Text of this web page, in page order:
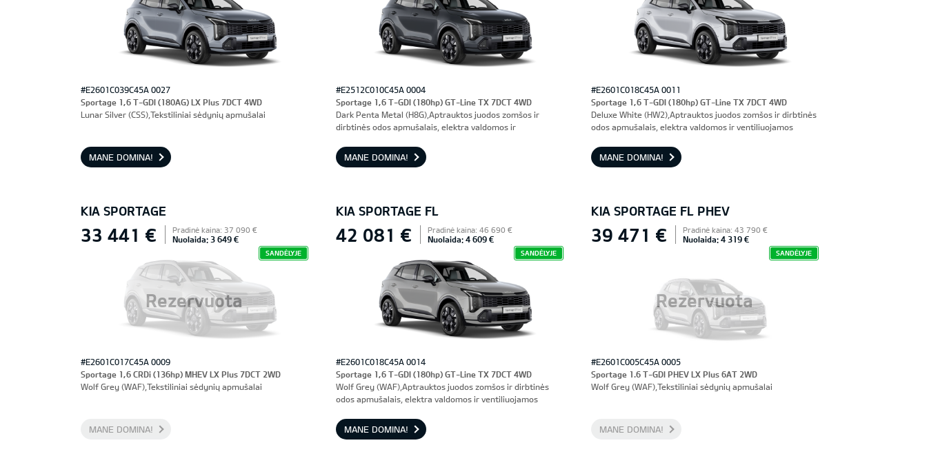
#E2601C039C45A 0027
Sportage 1,6 T-GDI (180AG) LX Plus 7DCT 4WD
Lunar Silver (CSS),Tekstiliniai sėdynių apmušalai
MANE DOMINA!
#E2512C010C45A 0004
Sportage 1,6 T-GDI (180hp) GT-Line TX 7DCT 4WD
Dark Penta Metal (H8G),Aptrauktos juodos zomšos ir
dirbtinės odos apmušalais, elektra valdomos ir
atmintimi
MANE DOMINA!
#E2601C018C45A 0011
Sportage 1,6 T-GDI (180hp) GT-Line TX 7DCT 4WD
Deluxe White (HW2),Aptrauktos juodos zomšos ir dirbtinės
odos apmušalais, elektra valdomos ir ventiliuojamos
MANE DOMINA!
KIA SPORTAGE
Rezervuota
33 441 € Pradinė kaina: 37 090 €
Nuolaida: 3 649 €
SANDĖLYJE
#E2601C017C45A 0009
Sportage 1,6 CRDi (136hp) MHEV LX Plus 7DCT 2WD
Wolf Grey (WAF),Tekstiliniai sėdynių apmušalai
MANE DOMINA!
KIA SPORTAGE FL
42 081 € Pradinė kaina: 46 690 €
Nuolaida: 4 609 €
SANDĖLYJE
#E2601C018C45A 0014
Sportage 1,6 T-GDI (180hp) GT-Line TX 7DCT 4WD
Wolf Grey (WAF),Aptrauktos juodos zomšos ir dirbtinės
odos apmušalais, elektra valdomos ir ventiliuojamos
MANE DOMINA!
KIA SPORTAGE FL PHEV
Rezervuota
39 471 € Pradinė kaina: 43 790 €
Nuolaida: 4 319 €
SANDĖLYJE
#E2601C005C45A 0005
Sportage 1.6 T-GDI PHEV LX Plus 6AT 2WD
Wolf Grey (WAF),Tekstiliniai sėdynių apmušalai
MANE DOMINA!